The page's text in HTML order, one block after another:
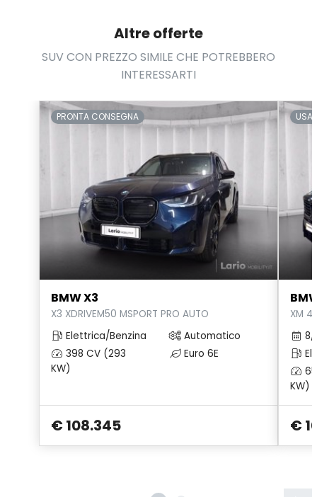
Altre offerte
SUV CON PREZZO SIMILE CHE POTREBBERO
INTERESSARTI
PRONTA CONSEGNA
BMW X3
X3 XDRIVEM50 MSPORT PRO AUTO
Elettrica/Benzina
Automatico
398 CV (293
KW)
Euro 6E
€ 108.345
XM
8/
KW)
€